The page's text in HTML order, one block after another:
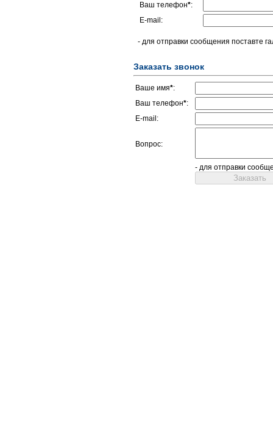
Ваш телефон*:
E-mail:
- для отправки сообщения поставте
Заказать звонок
Ваше имя*:
Ваш телефон*:
E-mail:
Вопрос:
- для отправки